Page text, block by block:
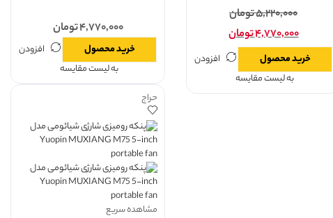
۵,۲۲۰,۰۰۰تومان
۴,۷۷۰,۰۰۰تومان
خرید محصول
افزودن
به لیست مقایسه
۴,۷۷۰,۰۰۰تومان
خرید محصول
افزودن
به لیست مقایسه
حراج
مشاهده سریع